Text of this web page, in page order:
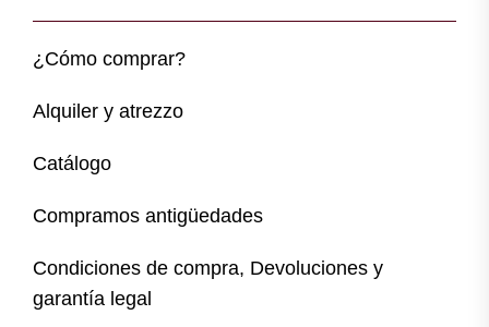
¿Cómo comprar?
Alquiler y atrezzo
Catálogo
Compramos antigüedades
Condiciones de compra, Devoluciones y
garantía legal